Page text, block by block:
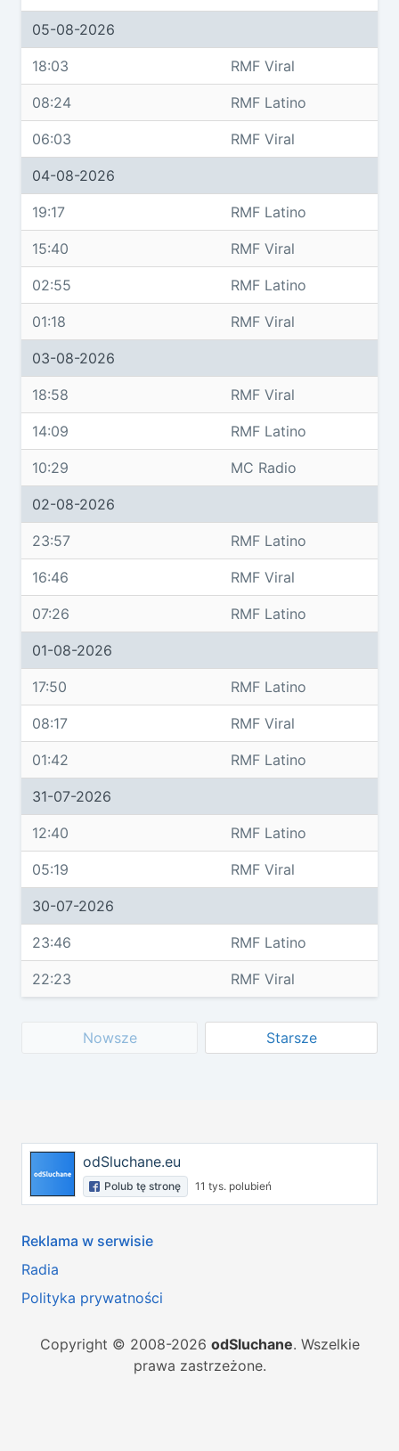
05-08-2026
18:03 RMF Viral
08:24 RMF Latino
06:03 RMF Viral
04-08-2026
19:17 RMF Latino
15:40 RMF Viral
02:55 RMF Latino
01:18 RMF Viral
03-08-2026
18:58 RMF Viral
14:09 RMF Latino
10:29 MC Radio
02-08-2026
23:57 RMF Latino
16:46 RMF Viral
07:26 RMF Latino
01-08-2026
17:50 RMF Latino
08:17 RMF Viral
01:42 RMF Latino
31-07-2026
12:40 RMF Latino
05:19 RMF Viral
30-07-2026
23:46 RMF Latino
22:23 RMF Viral
Nowsze Starsze
odSluchane.eu
Polub tę stronę 11 tys. polubień
Reklama w serwisie
Radia
Polityka prywatności
Copyright © 2008-2026 odSluchane. Wszelkie
prawa zastrzeżone.